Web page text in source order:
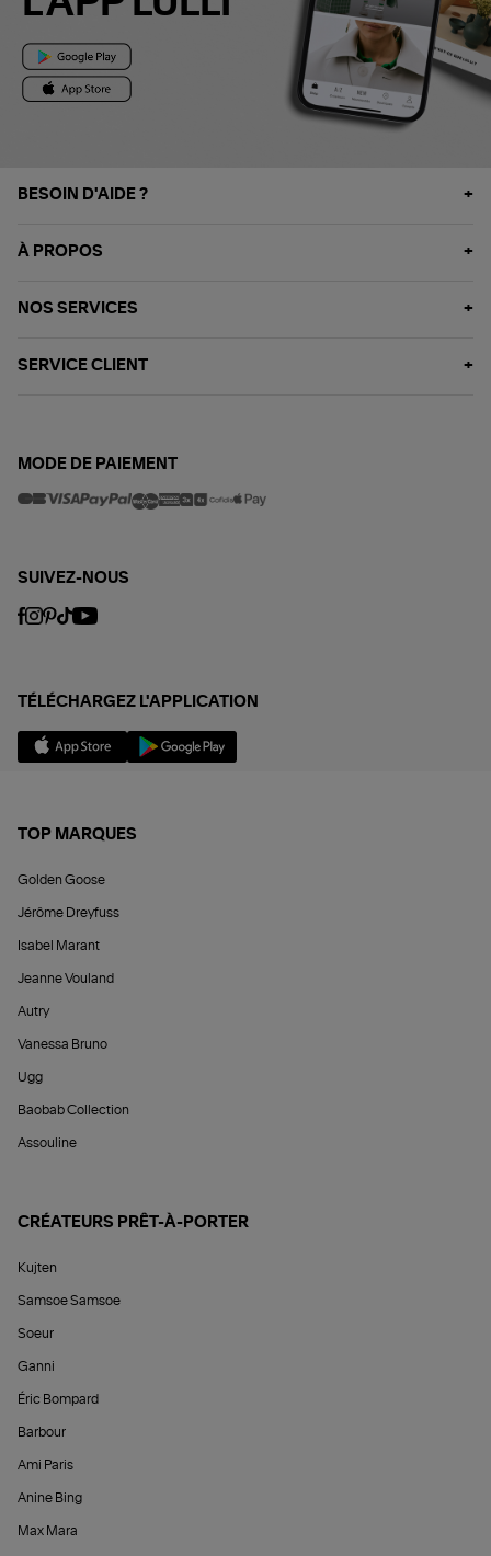
BESOIN D'AIDE ?
À PROPOS
NOS SERVICES
SERVICE CLIENT
MODE DE PAIEMENT
SUIVEZ-NOUS
TÉLÉCHARGEZ L'APPLICATION
TOP MARQUES
Golden Goose
Jérôme Dreyfuss
Isabel Marant
Jeanne Vouland
Autry
Vanessa Bruno
Ugg
Baobab Collection
Assouline
CRÉATEURS PRÊT-À-PORTER
Kujten
Samsoe Samsoe
Soeur
Ganni
Éric Bompard
Barbour
Ami Paris
Anine Bing
Max Mara